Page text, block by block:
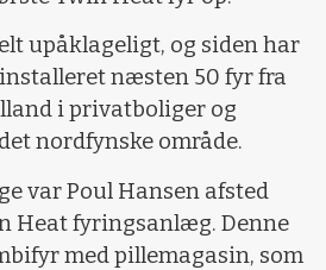
upåklageligt, og siden har
næsten 50 fyr fra
i privatboliger og
nordfynske område.
var Poul Hansen afsted
Heat fyringsanlæg. Denne
med pillemagasin, som